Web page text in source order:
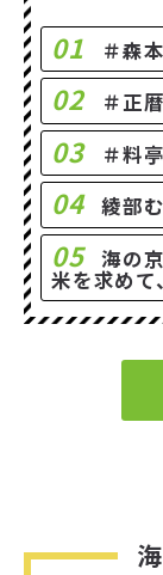
01 ＃森
02 ＃正
03 ＃料
04 綾部
05 海の
米を求め